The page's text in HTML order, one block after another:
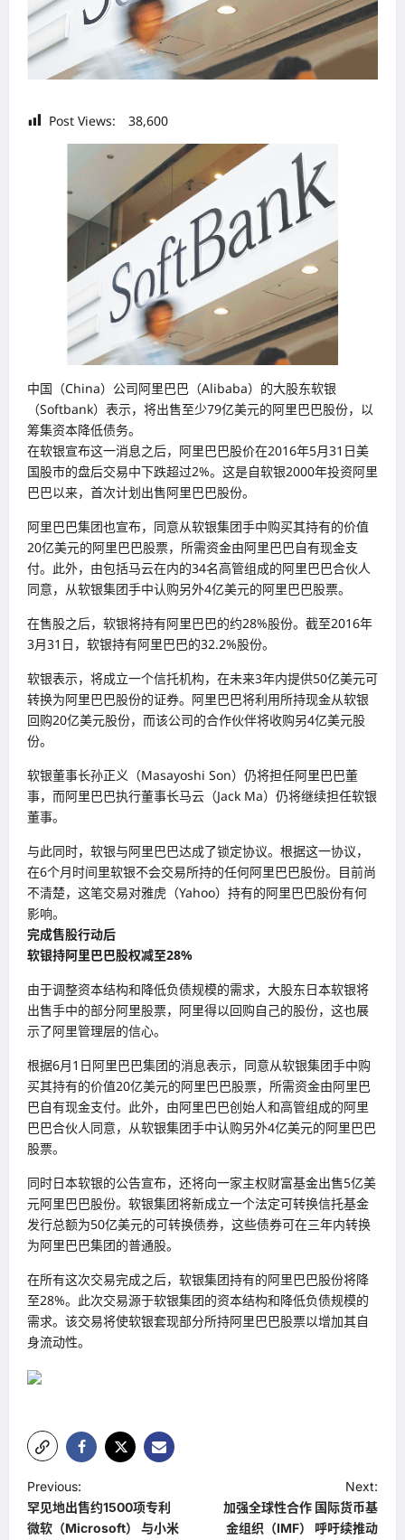
Post Views: 38,600
中国（China）公司阿里巴巴（Alibaba）的大股东软银
（Softbank）表示，将出售至少79亿美元的阿里巴巴股份，以
筹集资本降低债务。
在软银宣布这一消息之后，阿里巴巴股价在2016年5月31日美
国股市的盘后交易中下跌超过2%。这是自软银2000年投资阿里
巴巴以来，首次计划出售阿里巴巴股份。
阿里巴巴集团也宣布，同意从软银集团手中购买其持有的价值
20亿美元的阿里巴巴股票，所需资金由阿里巴巴自有现金支
付。此外，由包括马云在内的34名高管组成的阿里巴巴合伙人
同意，从软银集团手中认购另外4亿美元的阿里巴巴股票。
在售股之后，软银将持有阿里巴巴的约28%股份。截至2016年
3月31日，软银持有阿里巴巴的32.2%股份。
软银表示，将成立一个信托机构，在未来3年内提供50亿美元可
转换为阿里巴巴股份的证券。阿里巴巴将利用所持现金从软银
回购20亿美元股份，而该公司的合作伙伴将收购另4亿美元股
份。
软银董事长孙正义（Masayoshi Son）仍将担任阿里巴巴董
事，而阿里巴巴执行董事长马云（Jack Ma）仍将继续担任软银
董事。
与此同时，软银与阿里巴巴达成了锁定协议。根据这一协议，
在6个月时间里软银不会交易所持的任何阿里巴巴股份。目前尚
不清楚，这笔交易对雅虎（Yahoo）持有的阿里巴巴股份有何
影响。
完成售股行动后
软银持阿里巴巴股权减至28%
由于调整资本结构和降低负债规模的需求，大股东日本软银将
出售手中的部分阿里股票，阿里得以回购自己的股份，这也展
示了阿里管理层的信心。
根据6月1日阿里巴巴集团的消息表示，同意从软银集团手中购
买其持有的价值20亿美元的阿里巴巴股票，所需资金由阿里巴
巴自有现金支付。此外，由阿里巴巴创始人和高管组成的阿里
巴巴合伙人同意，从软银集团手中认购另外4亿美元的阿里巴巴
股票。
同时日本软银的公告宣布，还将向一家主权财富基金出售5亿美
元阿里巴巴股份。软银集团将新成立一个法定可转换信托基金
发行总额为50亿美元的可转换债券，这些债券可在三年内转换
为阿里巴巴集团的普通股。
在所有这次交易完成之后，软银集团持有的阿里巴巴股份将降
至28%。此次交易源于软银集团的资本结构和降低负债规模的
需求。该交易将使软银套现部分所持阿里巴巴股票以增加其自
身流动性。
P
o
Previous:
罕见地出售约1500项专利
微软（Microsoft） 与小米
Next:
加强全球性合作 国际货币基
金组织（IMF） 呼吁续推动